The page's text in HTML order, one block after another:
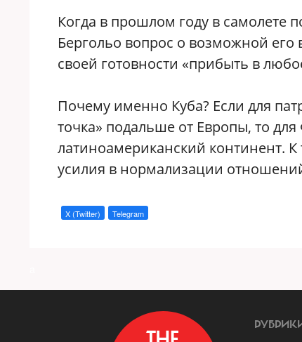
Когда в прошлом году в самолете
Бергольо вопрос о возможной его
своей готовности «прибыть в
Почему именно Куба? Если для
точка» подальше от Европы, то
латиноамериканский континент.
усилия в нормализации
X (Twitter) Telegram